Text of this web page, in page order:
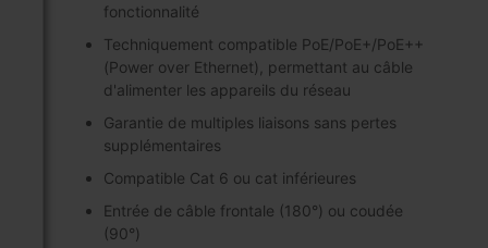
fonctionnalité
Techniquement compatible PoE/PoE+/PoE++
(Power over Ethernet), permettant au câble
d'alimenter les appareils du réseau
Garantie de multiples liaisons sans pertes
supplémentaires
Compatible Cat 6 ou cat inférieures
Entrée de câble frontale (180°) ou coudée
(90°)